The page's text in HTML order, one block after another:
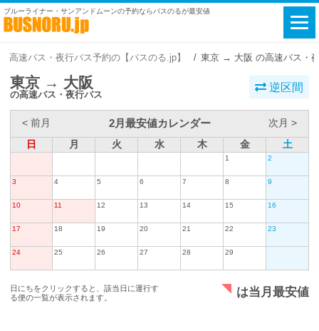
ブルーライナー・サンアンドムーンの予約ならバスのるが最安値
高速バス・夜行バス予約の【バスのる.jp】 東京 → 大阪 の高速バス・
東京 → 大阪
の高速バス・夜行バス
逆区間
< 前月 2月最安値カレンダー
次月 >
日
月 火 水 木 金 土
1 2
3 4 5 6 7 8 9
10 11 12 13 14 15 16
17 18 19 20 21 22 23
24 25 26 27 28 29
日にちをクリックすると、該当日に運行す
る便の一覧が表示されます。
は当月最安値